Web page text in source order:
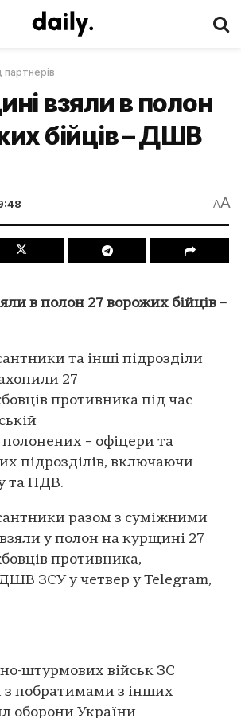
партнерів
взяли в полон
бійців – ДШВ
AA
в полон 27 ворожих бійців –
та інші підрозділи
27
противника під час
полонених – офіцери та
підрозділів, включаючи
та ПДВ.
разом з суміжними
у полон на курщині 27
противника,
ЗСУ у четвер у Telegram,
штурмових військ ЗС
з побратимами з інших
оборони України